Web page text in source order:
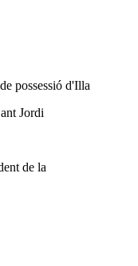
possessió d'Illa